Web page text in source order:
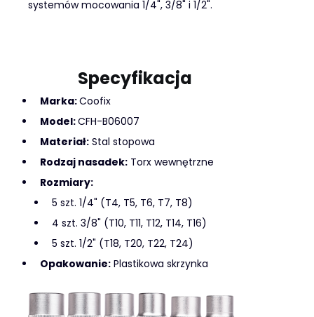
systemów mocowania 1/4", 3/8" i 1/2".
Specyfikacja
Marka:Coofix
Model:CFH-B06007
Materiał:Stal stopowa
Rodzaj nasadek:Torx wewnętrzne
Rozmiary:
5 szt. 1/4" (T4, T5, T6, T7, T8)
4 szt. 3/8" (T10, T11, T12, T14, T16)
5 szt. 1/2" (T18, T20, T22, T24)
Opakowanie:Plastikowa skrzynka